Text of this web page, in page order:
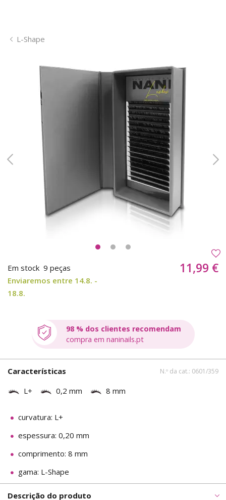
L-Shape
Em stock 9 peças
Enviaremos entre 14.8. -
18.8.
11,99 €
98 % dos clientes recomendam
compra em naninails.pt
Características N.º da cat.: 0601/359
L+ 0,2 mm 8 mm
curvatura: L+
espessura: 0,20 mm
comprimento: 8 mm
gama: L-Shape
Descrição do produto